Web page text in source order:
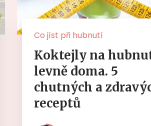
Co jíst při hubnutí
Koktejly na
levně doma. 5
chutných a
receptů